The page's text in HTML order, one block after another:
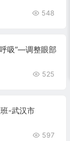
548
吸”—调整眼部
525
-武汉市
597